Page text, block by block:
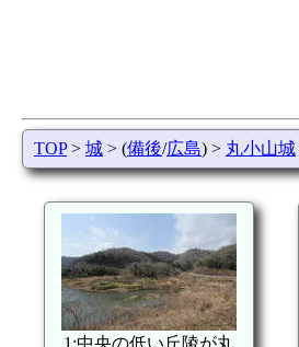
TOP> 城 > (備後/広島) > 丸小山城
1:中央の低い丘陵が丸